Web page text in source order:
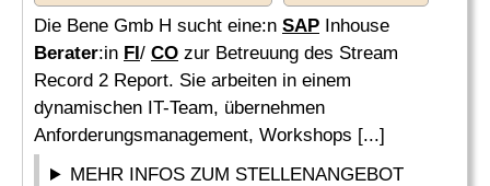
Die Bene Gmb H sucht eine:n SAP Inhouse
Berater:in FI/ CO zur Betreuung des Stream
Record 2 Report. Sie arbeiten in einem
dynamischen IT-Team, übernehmen
Anforderungsmanagement, Workshops [...]
MEHR INFOS ZUM STELLENANGEBOT